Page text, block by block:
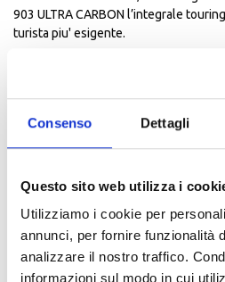
Consenso Dettagli
Questo sito web utilizza i
Utilizziamo i cookie per
annunci, per fornire funzionalità
analizzare il nostro traffico.
informazioni sul modo in cui
903 ULTRA CARBON l’integrale
turista piu' esigente.
Realizzato in Fibra di carbonio
Dimensione Calotta esterna: 3 ( 1°
3XL)
dimensioni xxs-xs| s | m | l | xl | xxl-3xl)
emergenza
Chiusura con cinturino ANELLO
Omologazione: Ece 22.05
Visibilità: